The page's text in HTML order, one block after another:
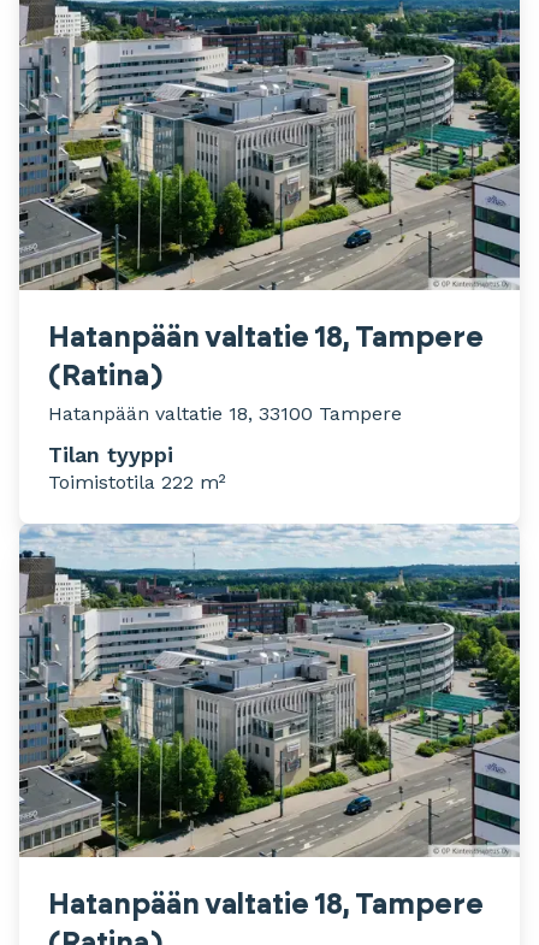
Hatanpään valtatie 18, Tampere
(Ratina)
Hatanpään valtatie 18, 33100 Tampere
Tilan tyyppi
Toimistotila 222 m²
Hatanpään valtatie 18, Tampere